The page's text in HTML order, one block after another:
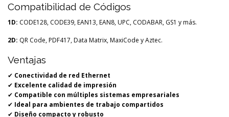
Compatibilidad de Códigos
1D: CODE128, CODE39, EAN13, EAN8, UPC, CODABAR, GS1 y más.
2D: QR Code, PDF417, Data Matrix, MaxiCode y Aztec.
Ventajas
✔ Conectividad de red Ethernet
✔ Excelente calidad de impresión
✔ Compatible con múltiples sistemas empresariales
✔ Ideal para ambientes de trabajo compartidos
✔ Diseño compacto y robusto